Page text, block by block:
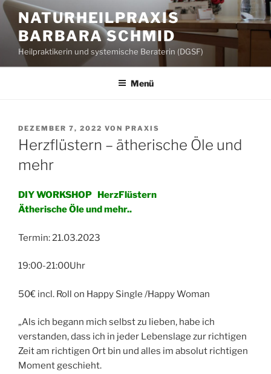
Zum
Inhalt
springen
NATURHEILPRAXIS
BARBARA SCHMID
Heilpraktikerin und systemische Beraterin (DGSF)
Menü
VERÖFFENTLICHT
AM
DEZEMBER 7, 2022 VON PRAXIS
Herzflüstern – ätherische Öle und
mehr
DIY WORKSHOP HerzFlüstern
Ätherische Öle und mehr..
Termin: 21.03.2023
19:00-21:00Uhr
50€ incl. Roll on Happy Single /Happy Woman
„Als ich begann mich selbst zu lieben, habe ich
verstanden, dass ich in jeder Lebenslage zur richtigen
Zeit am richtigen Ort bin und alles im absolut richtigen
Moment geschieht.